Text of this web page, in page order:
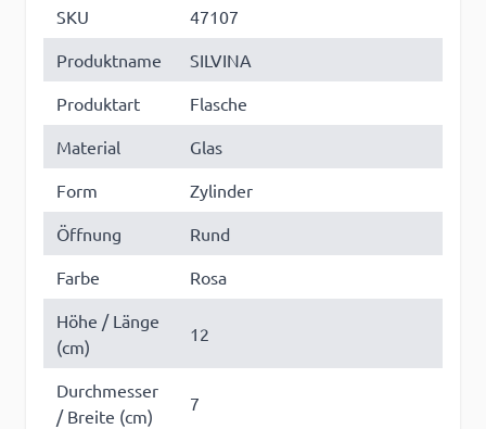
SKU
47107
Produktname
SILVINA
Produktart
Flasche
Material
Glas
Form
Zylinder
Öffnung
Rund
Farbe
Rosa
Höhe / Länge
(cm)
12
Durchmesser
/ Breite (cm)
7